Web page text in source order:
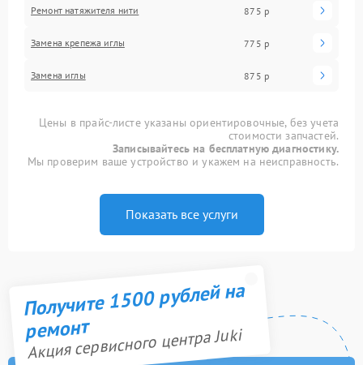
Ремонт натяжителя нити 875 р
Замена крепежа иглы 775 р
Замена иглы 875 р
Цены в прайс-листе указаны ориентировочные, без учета
стоимости запчастей.
Записывайтесь на бесплатную диагностику.
Мы проверим ваше устройство и укажем на неисправность.
Показать все услуги
Получите 1500 рублей на
ремонт
Акция сервисного центра Juki